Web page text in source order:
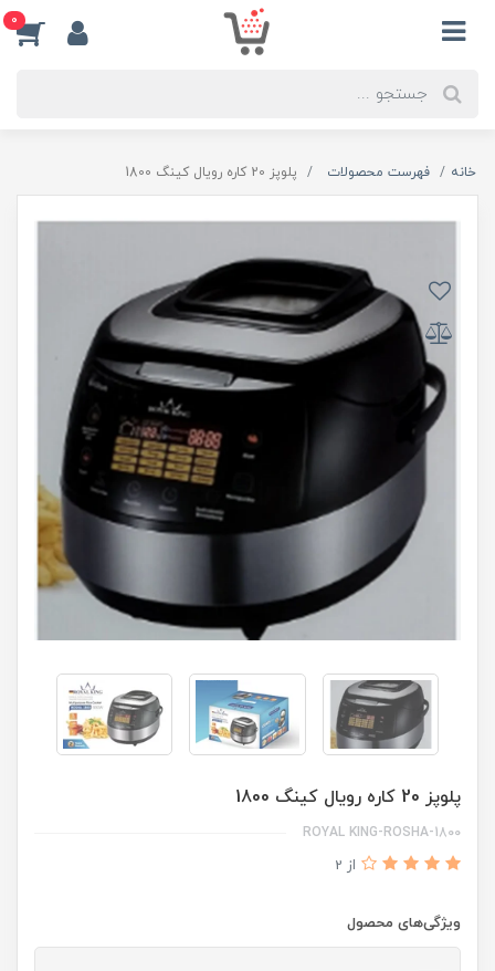
0
خانه فهرست محصولات پلوپز 20 کاره رویال کینگ 1800
پلوپز 20 کاره رویال کینگ 1800
ROYAL KING-ROSHA-1800
از 2
ویژگی‌های محصول